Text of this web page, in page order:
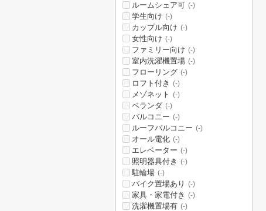
ルームシェア可 (-)
学生向け (-)
カップル向け (-)
女性向け (-)
ファミリー向け (-)
室内洗濯機置場 (-)
フローリング (-)
ロフト付き (-)
メゾネット (-)
ベランダ (-)
バルコニー (-)
ルーフバルコニー (-)
オール電化 (-)
エレベーター (-)
照明器具付き (-)
駐輪場 (-)
バイク置場あり (-)
家具・家電付き (-)
洗濯機置場有 (-)